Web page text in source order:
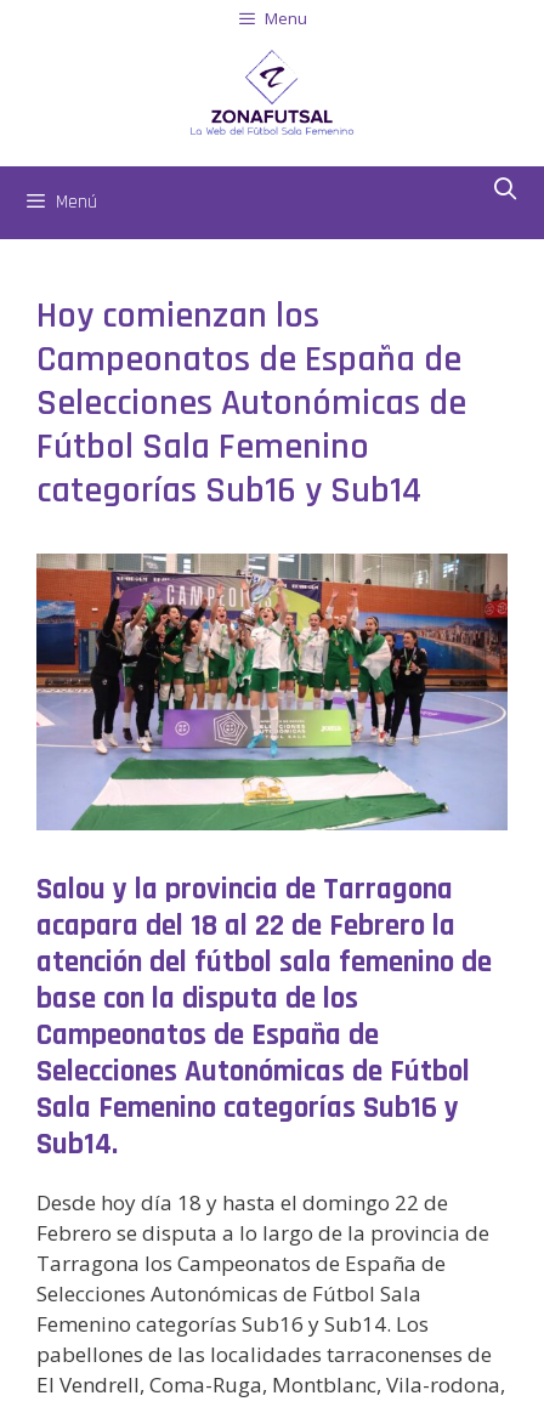
Menu
Menú
Hoy comienzan los
Campeonatos de España de
Selecciones Autonómicas de
Fútbol Sala Femenino
categorías Sub16 y Sub14
Salou y la provincia de Tarragona
acapara del 18 al 22 de Febrero la
atención del fútbol sala femenino de
base con la disputa de los
Campeonatos de España de
Selecciones Autonómicas de Fútbol
Sala Femenino categorías Sub16 y
Sub14.
Desde hoy día 18 y hasta el domingo 22 de
Febrero se disputa a lo largo de la provincia de
Tarragona los Campeonatos de España de
Selecciones Autonómicas de Fútbol Sala
Femenino categorías Sub16 y Sub14. Los
pabellones de las localidades tarraconenses de
El Vendrell, Coma-Ruga, Montblanc, Vila-rodona,